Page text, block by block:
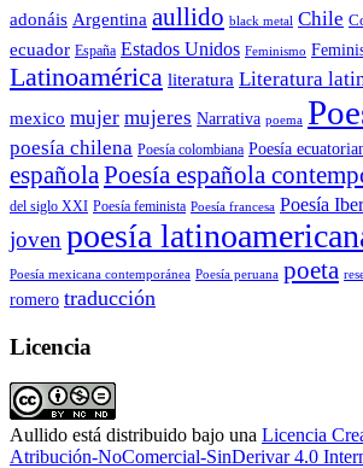
adonáis Argentina aullido black metal Chile
ecuador España Estados Unidos Feminismo
Latinoamérica literatura Literatura
mexico mujer mujeres Narrativa poema
poesía chilena Poesía colombiana Poesía
española Poesía española
del siglo XXI Poesía feminista Poesía francesa Poesía
joven poesía
Poesía mexicana contemporánea Poesía peruana poeta
romero traducción
Licencia
Aullido está distribuido bajo una Licencia
Atribución-NoComercial-SinDerivar 4.0